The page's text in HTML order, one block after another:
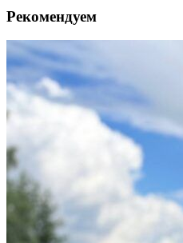
Рекомендуем